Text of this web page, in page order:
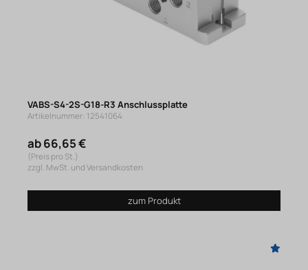
VABS-S4-2S-G18-R3 Anschlussplatte
Artikelnummer: 12541064
ab 66,65 €
(Preis pro St.)
zzgl. MwSt. und Versandkosten
zum Produkt